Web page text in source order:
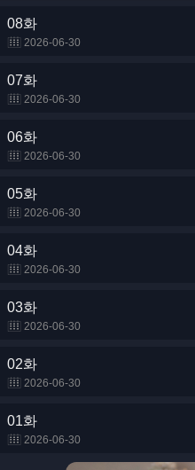
08화
2026-06-30
07화
2026-06-30
06화
2026-06-30
05화
2026-06-30
04화
2026-06-30
03화
2026-06-30
02화
2026-06-30
01화
2026-06-30